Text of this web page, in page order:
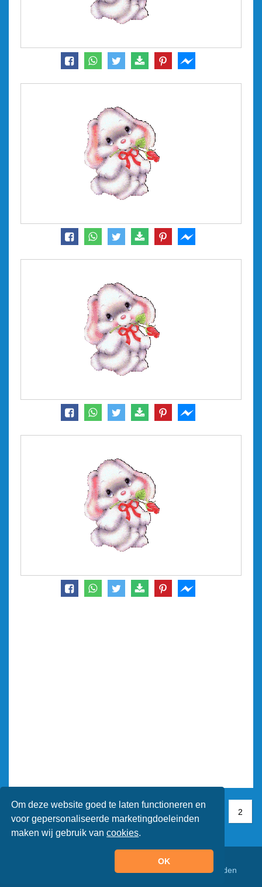
Om deze website goed te laten functioneren en
voor gepersonaliseerde marketingdoeleinden
maken wij gebruik vancookies.
OK
2
© Animaatjes.nl - 2005/2026 - Alle rechten voorbehouden